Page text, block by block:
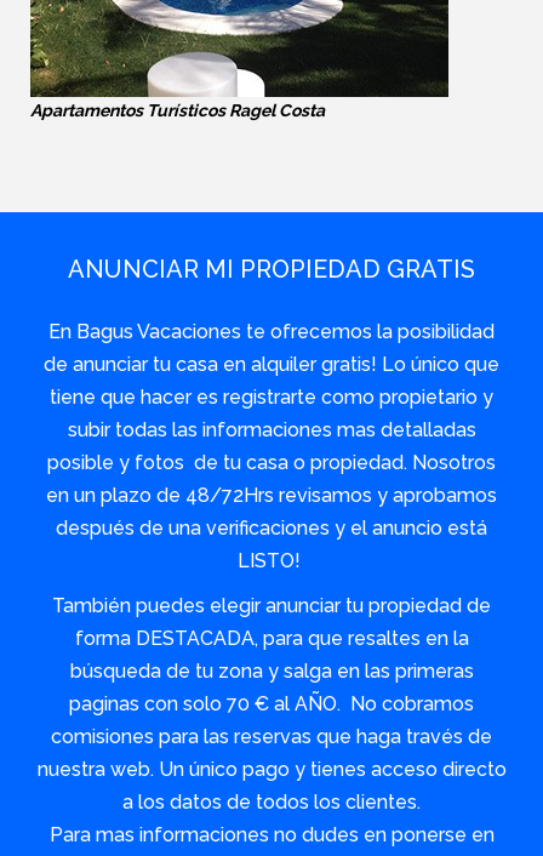
Apartamentos Turísticos Ragel Costa
ANUNCIAR MI PROPIEDAD GRATIS
En Bagus Vacaciones te ofrecemos la posibilidad
de anunciar tu casa en alquiler gratis! Lo único que
tiene que hacer es registrarte como propietario y
subir todas las informaciones mas detalladas
posible y fotos de tu casa o propiedad. Nosotros
en un plazo de 48/72Hrs revisamos y aprobamos
después de una verificaciones y el anuncio está
LISTO!
También puedes elegir anunciar tu propiedad de
forma DESTACADA, para que resaltes en la
búsqueda de tu zona y salga en las primeras
paginas con solo 70 € al AÑO. No cobramos
comisiones para las reservas que haga través de
nuestra web. Un único pago y tienes acceso directo
a los datos de todos los clientes.
Para mas informaciones no dudes en ponerse en